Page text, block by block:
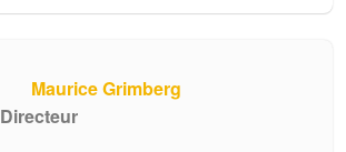
Maurice Grimberg
Directeur